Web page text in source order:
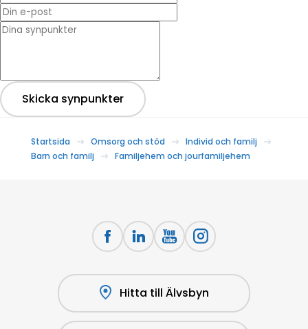
Din e-post
* Dina synpunkter
Skicka synpunkter
Startsida Omsorg och stöd
Individ och familj
Barn och familj
Familjehem och jourfamiljehem
Hitta till Älvsbyn